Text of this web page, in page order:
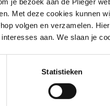
Met deze cookies kunnen
volgen en verzamelen.
aan. We slaan je
Statistieken